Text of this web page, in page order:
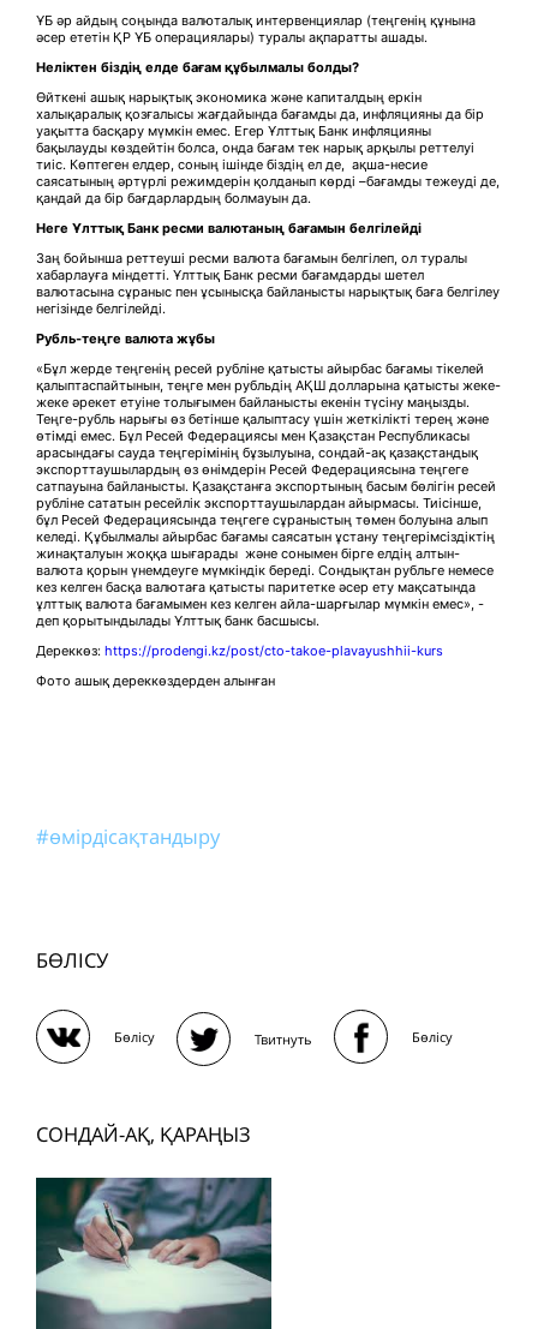
ҰБ әр айдың соңында валюталық интервенциялар (теңгенің құнына
әсер ететін ҚР ҰБ операциялары) туралы ақпаратты ашады.
Неліктен біздің елде бағам құбылмалы болды?
Өйткені ашық нарықтық экономика және капиталдың еркін
халықаралық қозғалысы жағдайында бағамды да, инфляцияны да бір
уақытта басқару мүмкін емес. Егер Ұлттық Банк инфляцияны
бақылауды көздейтін болса, онда бағам тек нарық арқылы реттелуі
тиіс. Көптеген елдер, соның ішінде біздің ел де, ақша-несие
саясатының әртүрлі режимдерін қолданып көрді –бағамды тежеуді ​​де,
қандай да бір бағдарлардың болмауын да.
Неге Ұлттық Банк ресми валютаның бағамын белгілейді
Заң бойынша реттеуші ресми валюта бағамын белгілеп, ол туралы
хабарлауға міндетті. Ұлттық Банк ресми бағамдарды шетел
валютасына сұраныс пен ұсынысқа байланысты нарықтық баға белгілеу
негізінде белгілейді.
Рубль-теңге валюта жұбы
«Бұл жерде теңгенің ресей рубліне қатысты айырбас бағамы тікелей
қалыптаспайтынын, теңге мен рубльдің АҚШ долларына қатысты жеке-
жеке әрекет етуіне толығымен байланысты екенін түсіну маңызды.
Теңге-рубль нарығы өз бетінше қалыптасу үшін жеткілікті терең және
өтімді емес. Бұл Ресей Федерациясы мен Қазақстан Республикасы
арасындағы сауда теңгерімінің бұзылуына, сондай-ақ қазақстандық
экспорттаушылардың өз өнімдерін Ресей Федерациясына теңгеге
сатпауына байланысты. Қазақстанға экспортының басым бөлігін ресей
рубліне сататын ресейлік экспорттаушылардан айырмасы. Тиісінше,
бұл Ресей Федерациясында теңгеге сұраныстың төмен болуына алып
келеді. Құбылмалы айырбас бағамы саясатын ұстану теңгерімсіздіктің
жинақталуын жоққа шығарады және сонымен бірге елдің алтын-
валюта қорын үнемдеуге мүмкіндік береді. Сондықтан рубльге немесе
кез келген басқа валютаға қатысты паритетке әсер ету мақсатында
ұлттық валюта бағамымен кез келген айла-шарғылар мүмкін емес», -
деп қорытындылады Ұлттық банк басшысы.
Дереккөз: https://prodengi.kz/post/cto-takoe-plavayushhii-kurs
Фото ашық дереккөздерден алынған
#өмірдісақтандыру
БӨЛІСУ
Бөлісу Твитнуть Бөлісу
СОНДАЙ-АҚ, ҚАРАҢЫЗ